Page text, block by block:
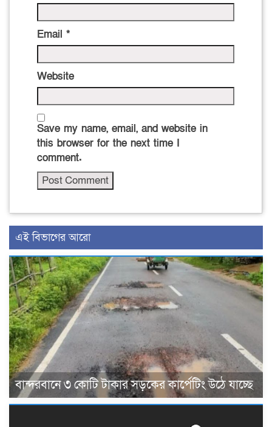
Email *
Website
Save my name, email, and website in
this browser for the next time I
comment.
এই বিভাগের আরো
বান্দরবানে ৩ কোটি টাকার সড়কের কার্পেটিং উঠে যাচ্ছে